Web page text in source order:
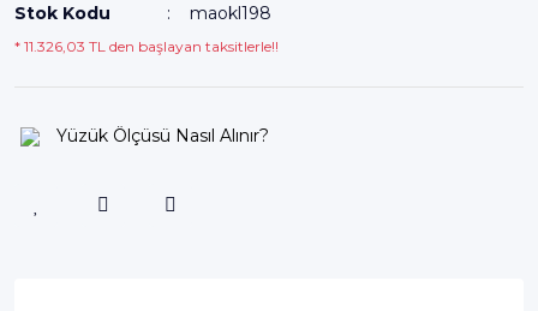
Stok Kodu
maokl198
* 11.326,03 TL den başlayan taksitlerle!!
Yüzük Ölçüsü Nasıl Alınır?